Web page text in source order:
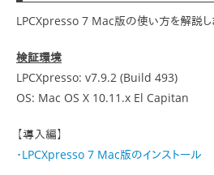
LPCXpresso 7 Mac版の使い方を解説し
検証環境
LPCXpresso: v7.9.2 (Build 493)
OS: Mac OS X 10.11.x El Capitan
【導入編】
・LPCXpresso 7 Mac版のインストール